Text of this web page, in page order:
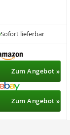
Sofort lieferbar
Zum Angebot »
Zum Angebot »